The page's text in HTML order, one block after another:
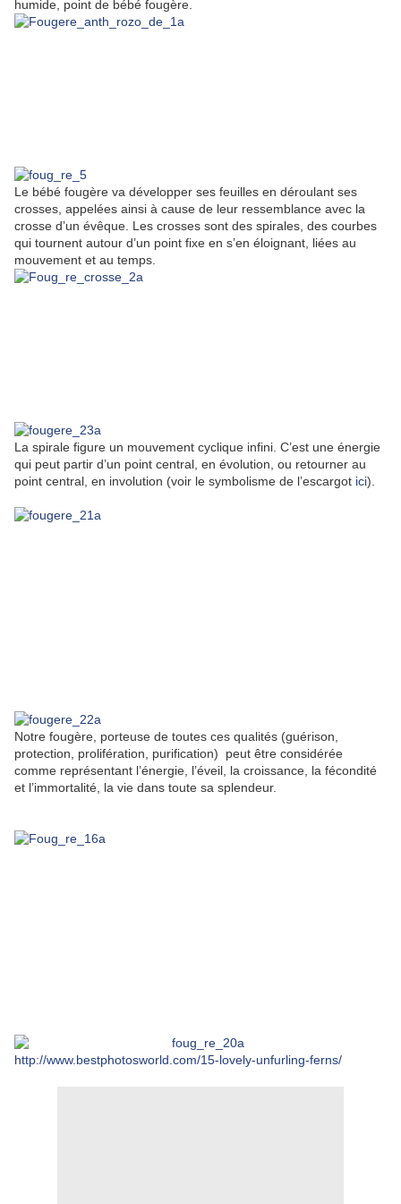
humide, point de bébé fougère.
Le bébé fougère va développer ses feuilles en déroulant ses
crosses, appelées ainsi à cause de leur ressemblance avec la
crosse d’un évêque. Les crosses sont des spirales, des courbes
qui tournent autour d’un point fixe en s’en éloignant, liées au
mouvement et au temps.
La spirale figure un mouvement cyclique infini. C’est une énergie
qui peut partir d’un point central, en évolution, ou retourner au
point central, en involution (voir le symbolisme de l’escargot ici).
Notre fougère, porteuse de toutes ces qualités (guérison,
protection, prolifération, purification) peut être considérée
comme représentant l’énergie, l’éveil, la croissance, la fécondité
et l’immortalité, la vie dans toute sa splendeur.
http://www.bestphotosworld.com/15-lovely-unfurling-ferns/